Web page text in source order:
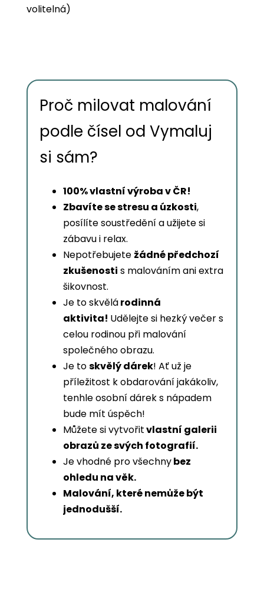
volitelná)
Proč milovat malování
podle čísel od Vymaluj
si sám?
100% vlastní výroba v ČR!
Zbavíte se stresu a úzkosti,
posílíte soustředění a užijete si
zábavu i relax.
Nepotřebujete žádné předchozí
zkušenosti s malováním ani extra
šikovnost.
Je to skvělárodinná
aktivita! Udělejte si hezký večer s
celou rodinou při malování
společného obrazu.
Je toskvělý dárek! Ať už je
příležitost k obdarování jakákoliv,
tenhle osobní dárek s nápadem
bude mít úspěch!
Můžete si vytvořitvlastní galerii
obrazů ze svých fotografií.
Je vhodné pro všechnybez
ohledu na věk.
Malování, které nemůže být
jednodušší.